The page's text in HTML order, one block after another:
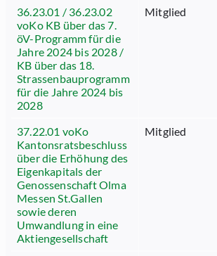
36.23.01 / 36.23.02
voKo KB über das 7.
öV-Programm für die
Jahre 2024 bis 2028 /
KB über das 18.
Strassenbauprogramm
für die Jahre 2024 bis
2028
Mitglied
37.22.01 voKo
Kantonsratsbeschluss
über die Erhöhung des
Eigenkapitals der
Genossenschaft Olma
Messen St.Gallen
sowie deren
Umwandlung in eine
Aktiengesellschaft
Mitglied